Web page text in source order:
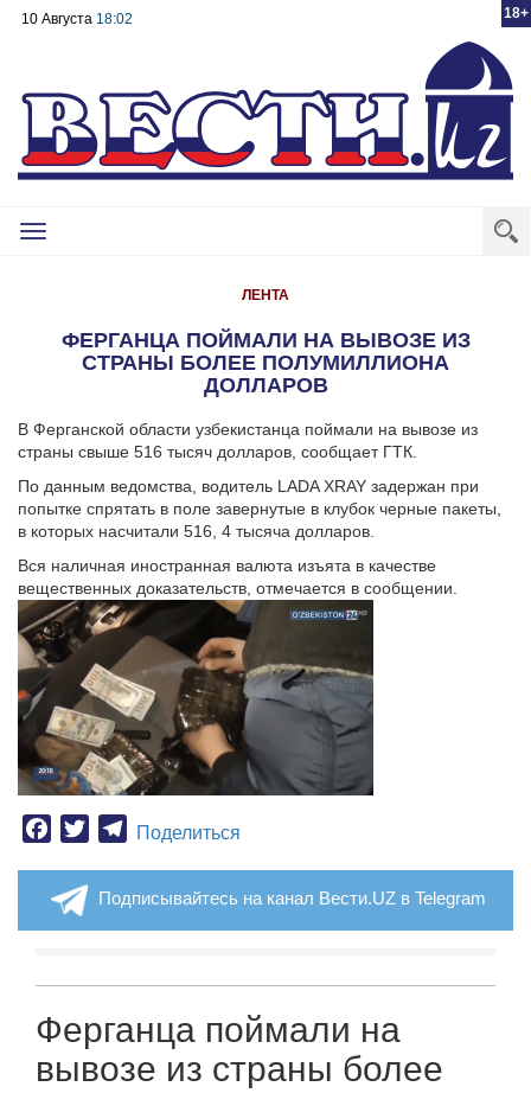
18+
10 Августа 18:02
Toggle
ЛЕНТА
ФЕРГАНЦА ПОЙМАЛИ НА ВЫВОЗЕ ИЗ
СТРАНЫ БОЛЕЕ ПОЛУМИЛЛИОНА
ДОЛЛАРОВ
В Ферганской области узбекистанца поймали на вывозе из
страны свыше 516 тысяч долларов, сообщает ГТК.
По данным ведомства, водитель LADA XRAY задержан при
попытке спрятать в поле завернутые в клубок черные пакеты,
в которых насчитали 516, 4 тысяча долларов.
Вся наличная иностранная валюта изъята в качестве
вещественных доказательств, отмечается в сообщении.
Facebook
TwitterTelegram
Поделиться
Подписывайтесь на канал Вести.UZ в Telegram
Ферганца поймали на
вывозе из страны более